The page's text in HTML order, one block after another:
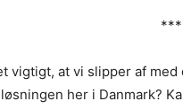
***
vigtigt, at vi slipper af
her i Danmark?